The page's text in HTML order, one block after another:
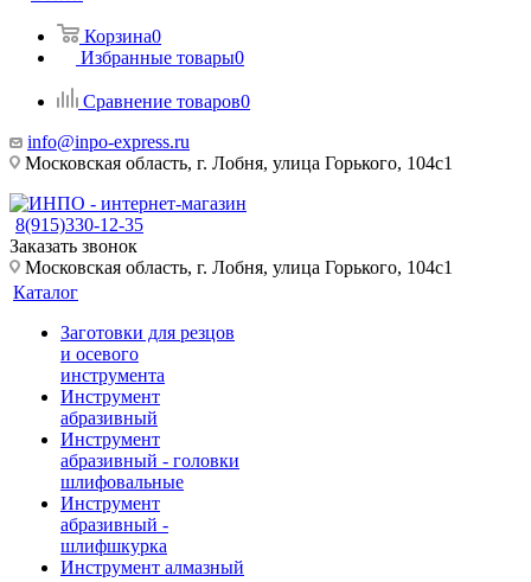
Корзина0
Избранные товары0
Сравнение товаров0
info@inpo-express.ru
Московская область, г. Лобня, улица Горького, 104с1
8(915)330-12-35
Заказать звонок
Московская область, г. Лобня, улица Горького, 104с1
Каталог
Заготовки для резцов
и осевого
инструмента
Инструмент
абразивный
Инструмент
абразивный - головки
шлифовальные
Инструмент
абразивный -
шлифшкурка
Инструмент алмазный